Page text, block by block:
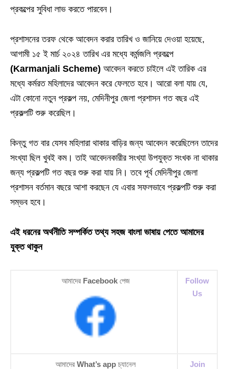
প্রকল্পের সুবিধা লাভ করতে পারবেন।
প্রশাসনের তরফ থেকে আবেদন করার তারিখ ও জানিয়ে দেওয়া হয়েছে,
আগামী ১৫ ই মার্চ ২০২৪ তারিখ এর মধ্যে কর্মন্জলি প্রকল্পে
(Karmanjali Scheme) আবেদন করতে চাইলে এই তারিক এর
মধ্যে কর্মরত মহিলাদের আবেদন করে ফেলতে হবে। আরো বলা যায় যে,
এটা কোনো নতুন প্রকল্প নয়, মেদিনীপুর জেলা প্রশাসন গত বছর এই
প্রকল্পটি শুরু করেছিল।
কিন্তু গত বার যেসব মহিলারা থাকার বাড়ির জন্য আবেদন করেছিলেন তাদের
সংখ্যা ছিল খুবই কম। তাই আবেদনকারীর সংখ্যা উপযুক্ত সংখক না থাকার
জন্য প্রকল্পটি গত বছর শুরু করা যায় নি। তবে পূর্ব মেদিনীপুর জেলা
প্রশাসন বর্তমান বছরে আশা করছেন যে এবার সফলভাবে প্রকল্পটি শুরু করা
সম্ভব হবে।
এই ধরনের অর্থনীতি সম্পর্কিত তথ্য সহজ বাংলা ভাষায় পেতে আমাদের
যুক্ত থাকুন
আমাদের Facebook পেজ
Follow
Us
আমাদের What’s app চ্যানেল
Join